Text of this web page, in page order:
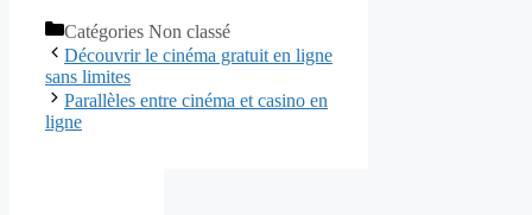
Catégories Non classé
Découvrir le cinéma gratuit en ligne
sans limites
Parallèles entre cinéma et casino en
ligne